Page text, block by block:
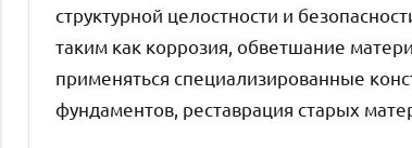
структурной целостности и
таким как коррозия, обветшание
применяться специализированные
фундаментов, реставрация старых